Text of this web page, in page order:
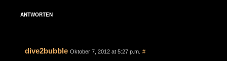
ANTWORTEN
dive2bubble Oktober 7, 2012 at 5:27 p.m. #